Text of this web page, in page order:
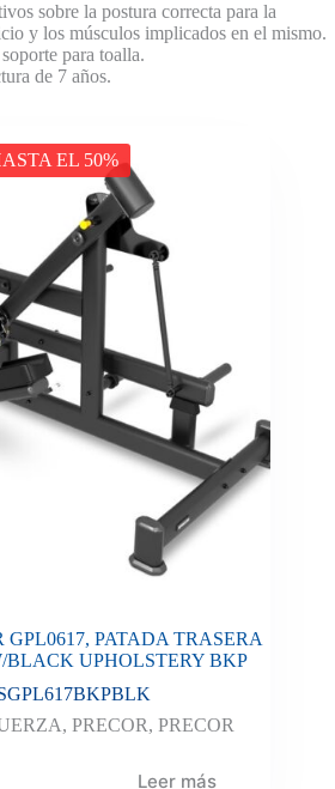
sobre la postura correcta para la
y los músculos implicados en el mismo.
para toalla.
de 7 años.
EL 50%
PATADA TRASERA
BLACK UPHOLSTERY BKP
,PRECOR,PRECOR
Leer más